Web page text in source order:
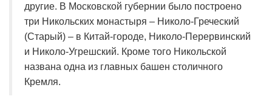
другие. В Московской губернии было построено
три Никольских монастыря – Николо-Греческий
(Старый) – в Китай-городе, Николо-Перервинский
и Николо-Угрешский. Кроме того Никольской
названа одна из главных башен столичного
Кремля.